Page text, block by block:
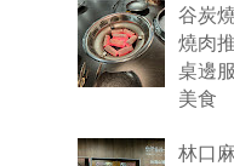
谷炭
燒肉
桌邊
美食
林口